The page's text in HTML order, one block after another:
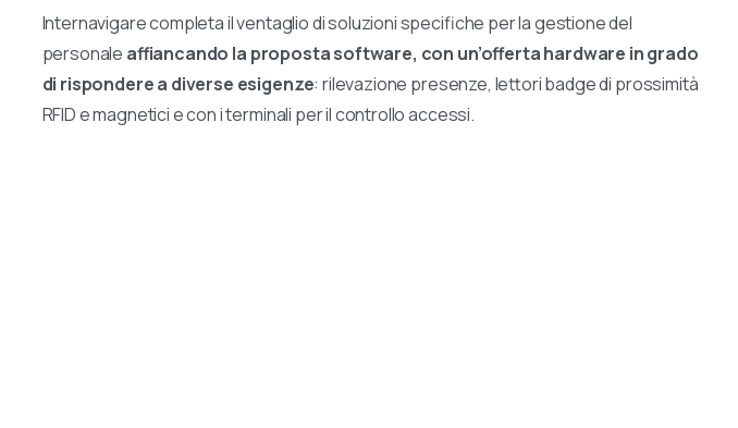
Internavigare completa il ventaglio di soluzioni specifiche per la gestione del
personale affiancando la proposta software, con un’offerta hardware in grado
di rispondere a diverse esigenze: rilevazione presenze, lettori badge di prossimità
RFID e magnetici e con i terminali per il controllo accessi.